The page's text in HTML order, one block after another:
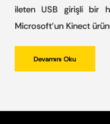
ileten USB girişli bir
Microsoft’un Kinect
Devamını Oku